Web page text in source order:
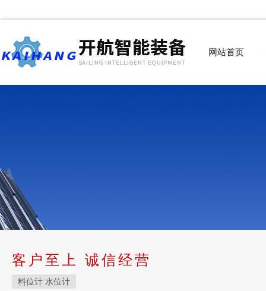
网站首页
客户至上 诚信经营
料位计 水位计